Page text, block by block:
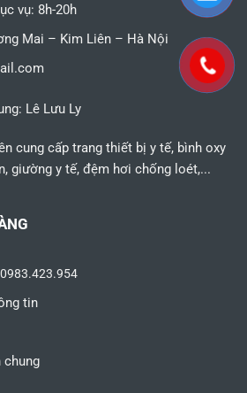
vụ: 8h-20h
Mai – Kim Liên – Hà Nội
Lê Lưu Ly
cung cấp trang thiết bị y tế, bình oxy
giường y tế, đệm hơi chống loét,...
tin
chung